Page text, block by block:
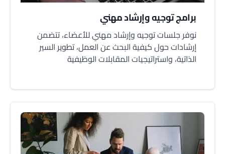
برامج توجيه وإرشاد مهني
نوفر جلسات توجيه وإرشاد مهني للأعضاء، تتضمن
إرشادات حول كيفية البحث عن العمل، تطوير السير
الذاتية، واستراتيجيات المقابلات الوظيفية